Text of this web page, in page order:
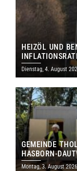
HEIZÖL UND
Dienstag, 4. August
GEMEINDE
HASBORN-
MILLIONEN
Montag, 3. August